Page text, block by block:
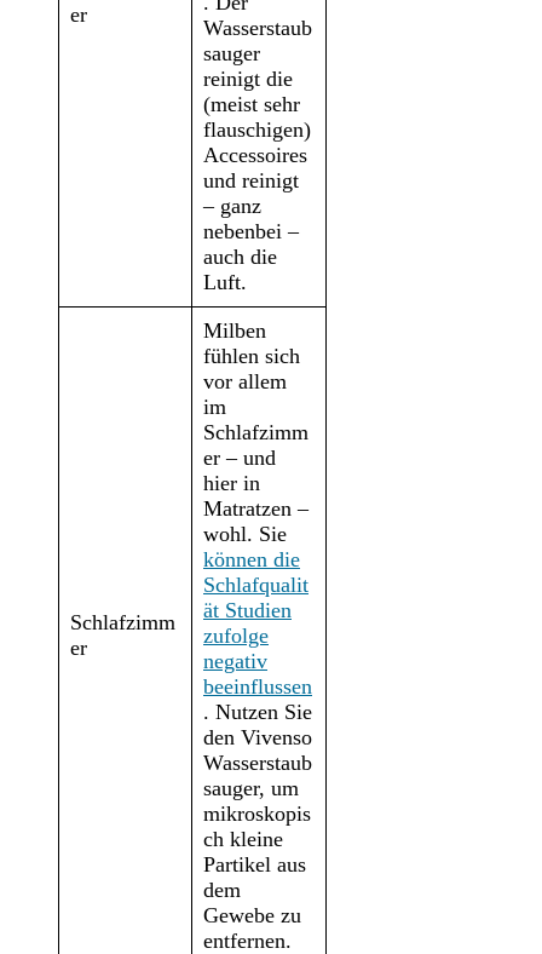
er
Wasserstaub
sauger
reinigt die
(meist sehr
flauschigen)
Accessoires
und reinigt
– ganz
nebenbei –
auch die
Luft.
Schlafzimm
er
Milben
fühlen sich
vor allem
im
Schlafzimm
er – und
hier in
Matratzen –
wohl. Sie
können die
Schlafqualit
ät Studien
zufolge
negativ
beeinflussen
. Nutzen Sie
den Vivenso
Wasserstaub
sauger, um
mikroskopis
ch kleine
Partikel aus
dem
Gewebe zu
entfernen.